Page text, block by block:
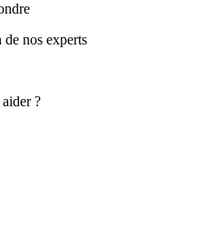
nos experts
?